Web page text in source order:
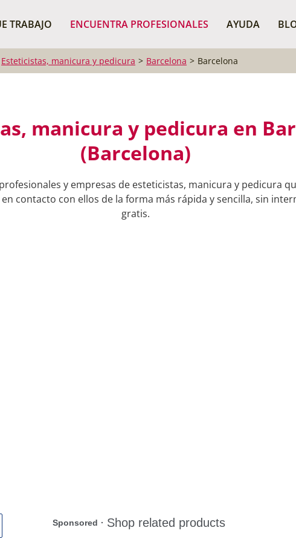
TRABAJO ENCUENTRA PROFESIONALES AYUDA
BUSCAR
Esteticistas, manicura y pedicura Barcelona Barcelona
manicura y pedicura en
(Barcelona)
y empresas de esteticistas, manicura y pedicura
contacto con ellos de la forma más rápida y sencilla, sin
gratis.